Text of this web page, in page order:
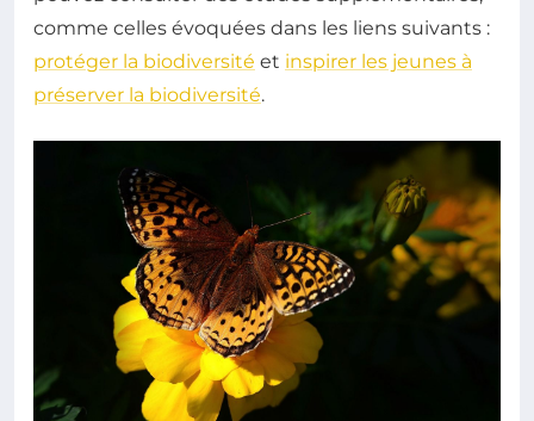
comme celles évoquées dans les liens suivants :
protéger la biodiversité et inspirer les jeunes à
préserver la biodiversité.